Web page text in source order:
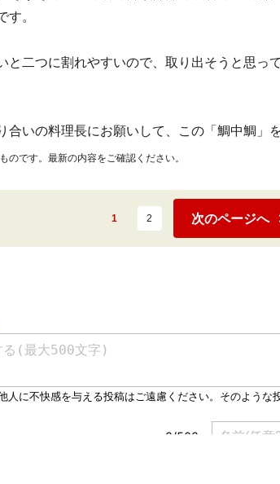
す。
と二つに割れやすいので、取り出そうと思っ
合いの料理長にお願いして、この「鯛中鯛」
のです。最新の内容をご確認ください。
1 2 次のページへ